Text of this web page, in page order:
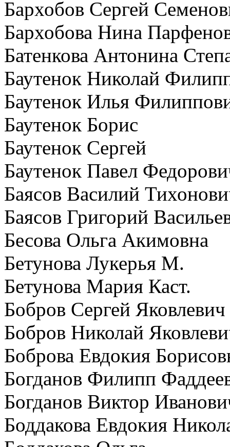
Бархобов Сергей
Бархобова Нина
Батенкова Антонина
Баутенок Николай
Баутенок Илья
Баутенок Борис
Баутенок Сергей
Баутенок Павел
Баясов Василий
Баясов Григорий
Бесова Ольга Акимовна
Бетунова Лукерья М.
Бетунова Мария Каст.
Бобров Сергей Яковлевич
Бобров Николай
Боброва Евдокия
Богданов Филипп
Богданов Виктор
Боддакова Евдокия